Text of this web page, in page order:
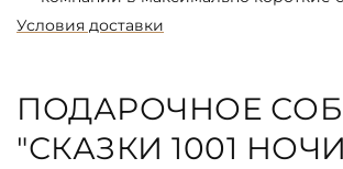
Условия доставки
ПОДАРОЧНОЕ
"СКАЗКИ 1001